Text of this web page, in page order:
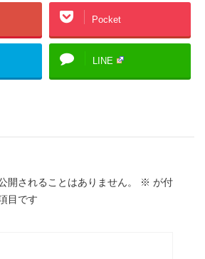
Pocket
LINE
開されることはありません。 ※ が付
目です